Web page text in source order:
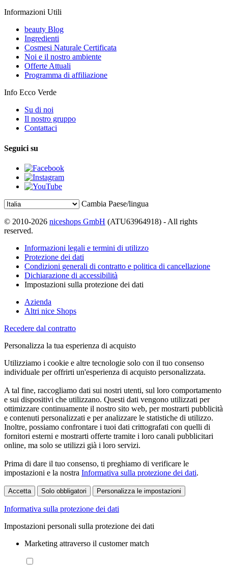
Informazioni Utili
beauty Blog
Ingredienti
Cosmesi Naturale Certificata
Noi e il nostro ambiente
Offerte Attuali
Programma di affiliazione
Info Ecco Verde
Su di noi
Il nostro gruppo
Contattaci
Seguici su
Cambia Paese/lingua
© 2010-2026 niceshops GmbH (ATU63964918) - All rights
reserved.
Informazioni legali e termini di utilizzo
Protezione dei dati
Condizioni generali di contratto e politica di cancellazione
Dichiarazione di accessibilità
Impostazioni sulla protezione dei dati
Azienda
Altri nice Shops
Recedere dal contratto
Personalizza la tua esperienza di acquisto
Utilizziamo i cookie e altre tecnologie solo con il tuo consenso
individuale per offrirti un'esperienza di acquisto personalizzata.
A tal fine, raccogliamo dati sui nostri utenti, sul loro comportamento
e sui dispositivi che utilizzano. Questi dati vengono utilizzati per
ottimizzare continuamente il nostro sito web, per mostrarti pubblicità
e contenuti personalizzati e per analizzare le statistiche di utilizzo.
Inoltre, possiamo confrontare i tuoi dati crittografati con quelli di
fornitori esterni e mostrarti offerte tramite i loro canali pubblicitari
online, ma solo se utilizzi già i loro servizi.
Prima di dare il tuo consenso, ti preghiamo di verificare le
impostazioni e la nostra Informativa sulla protezione dei dati.
Accetta Solo obbligatori Personalizza le impostazioni
Informativa sulla protezione dei dati
Impostazioni personali sulla protezione dei dati
Marketing attraverso il customer match